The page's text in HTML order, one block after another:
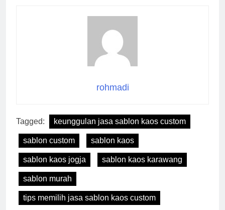
rohmadi
Tagged: keunggulan jasa sablon kaos custom
sablon custom sablon kaos
sablon kaos jogja sablon kaos karawang
sablon murah
tips memilih jasa sablon kaos custom